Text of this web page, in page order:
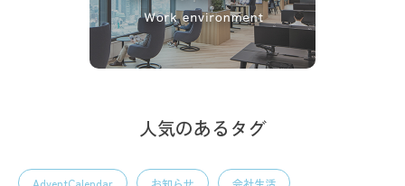
人気のあるタグ